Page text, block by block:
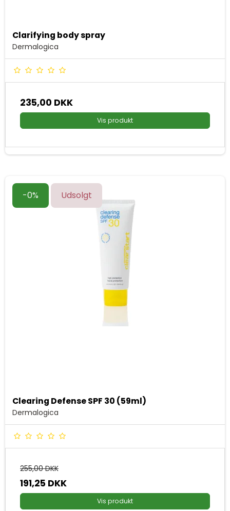
Clarifying body spray
Dermalogica
235,00 DKK
Vis produkt
-0% Udsolgt
Clearing Defense SPF 30 (59ml)
Dermalogica
255,00 DKK
191,25 DKK
Vis produkt